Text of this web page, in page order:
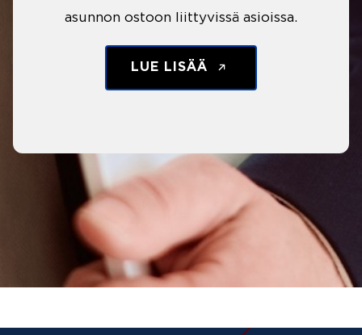
asunnon ostoon liittyvissä asioissa.
LUE LISÄÄ